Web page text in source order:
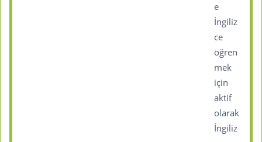
e
İngiliz
ce
öğren
mek
için
aktif
olarak
İngiliz